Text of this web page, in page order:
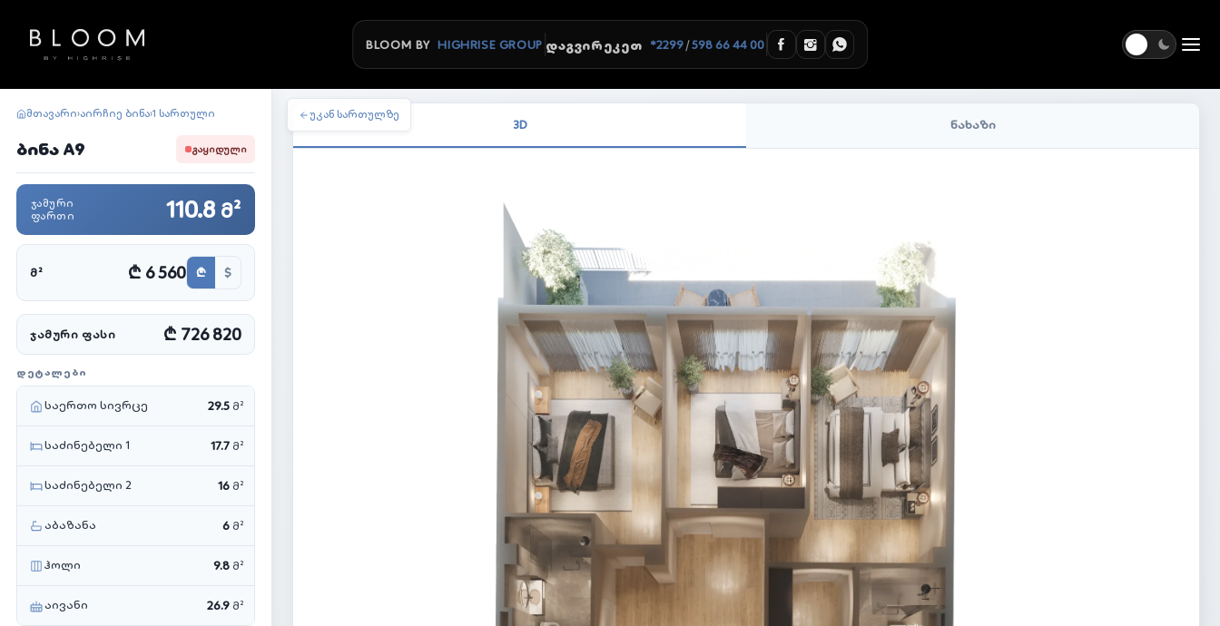
BLOOM BY HIGHRISE GROUP ᲓᲐᲒᲕᲘᲠᲔᲙᲔᲗ *2299/598 66 44 00
მთავარი›აირჩიე ბინა›1 სართული
ბინა A9 ᲒᲐᲧᲘᲓᲣᲚᲘ
110.8 მ²
ᲯᲐᲛᲣᲠᲘ
ᲤᲐᲠᲗᲘ
Მ² ₾ 6 560 ₾ $
ᲯᲐᲛᲣᲠᲘ ᲤᲐᲡᲘ ₾ 726 820
ᲓᲔᲢᲐᲚᲔᲑᲘ
საერთო სივრცე 29.5მ²
საძინებელი 1 17.7მ²
საძინებელი 2 16მ²
აბაზანა 6მ²
ჰოლი 9.8მ²
აივანი 26.9მ²
უკან სართულზე
3D ნახაზი